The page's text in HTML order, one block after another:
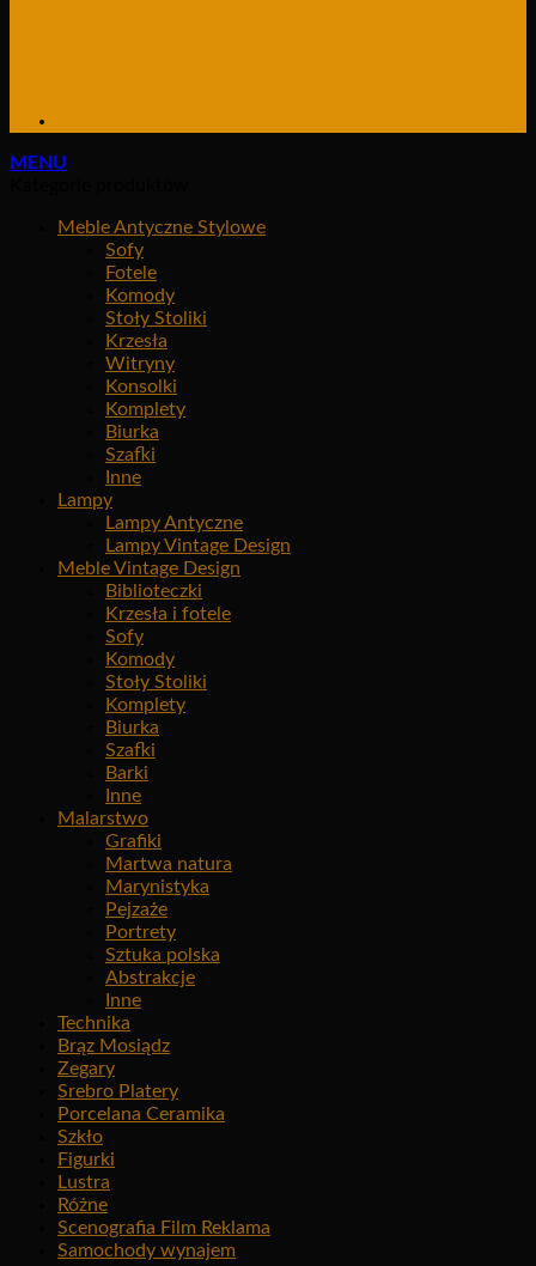
MENU
Meble Antyczne Stylowe
Sofy
Fotele
Komody
Stoły Stoliki
Krzesła
Witryny
Konsolki
Komplety
Biurka
Szafki
Inne
Lampy
Lampy Antyczne
Lampy Vintage Design
Meble Vintage Design
Biblioteczki
Krzesła i fotele
Sofy
Komody
Stoły Stoliki
Komplety
Biurka
Szafki
Barki
Inne
Malarstwo
Grafiki
Martwa natura
Marynistyka
Pejzaże
Portrety
Sztuka polska
Abstrakcje
Inne
Technika
Brąz Mosiądz
Zegary
Srebro Platery
Porcelana Ceramika
Szkło
Figurki
Lustra
Różne
Scenografia Film Reklama
Samochody wynajem